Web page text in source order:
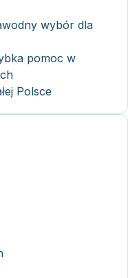
wybór dla
pomoc w
Polsce